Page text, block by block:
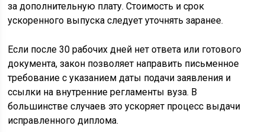
за дополнительную плату. Стоимость и срок
ускоренного выпуска следует уточнять заранее.
Если после 30 рабочих дней нет ответа или готового
документа, закон позволяет направить письменное
требование с указанием даты подачи заявления и
ссылки на внутренние регламенты вуза. В
большинстве случаев это ускоряет процесс выдачи
исправленного диплома.